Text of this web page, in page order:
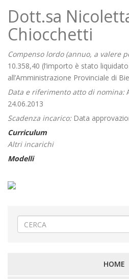
Dott.sa
Chiocchetti
Compenso lordo (annuo, a valere
10.358,40 (l’importo è stato
all’Amministrazione Provinciale di
Data e riferimento atto di nomina:
24.06.2013
Scadenza incarico:Data
Curriculum
Altri incarichi
Modelli
HOME